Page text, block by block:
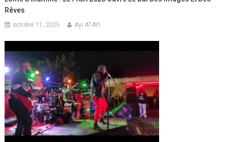
Rêves
octobre 11, 2025 Ayi ATAYI